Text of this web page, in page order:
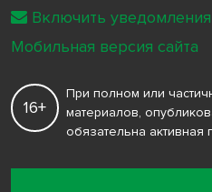
16+
При полном или
материалов,
обязательна активная
Включить уведомления
Мобильная версия сайта